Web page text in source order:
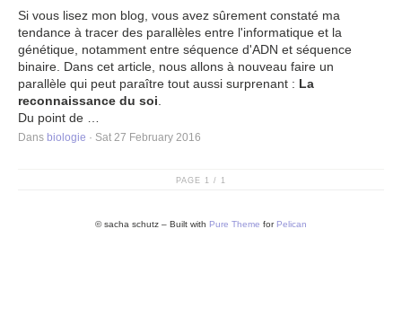
Si vous lisez mon blog, vous avez sûrement constaté ma
tendance à tracer des parallèles entre l'informatique et la
génétique, notamment entre séquence d'ADN et séquence
binaire. Dans cet article, nous allons à nouveau faire un
parallèle qui peut paraître tout aussi surprenant : La
reconnaissance du soi.
Du point de …
Dans biologie · Sat 27 February 2016
PAGE 1 / 1
© sacha schutz – Built with Pure Theme for Pelican